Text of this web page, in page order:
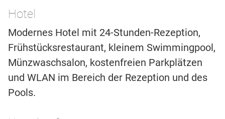
Hotel
Modernes Hotel mit 24-Stunden-Rezeption,
Frühstücksrestaurant, kleinem Swimmingpool,
Münzwaschsalon, kostenfreien Parkplätzen
und WLAN im Bereich der Rezeption und des
Pools.